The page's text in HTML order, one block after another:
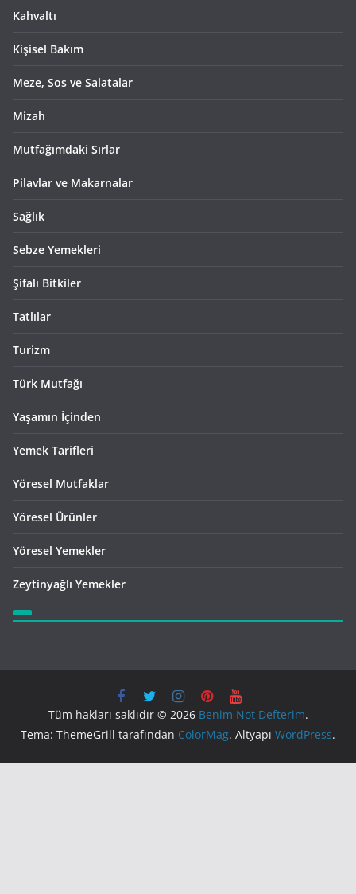
Kahvaltı
Kişisel Bakım
Meze, Sos ve Salatalar
Mizah
Mutfağımdaki Sırlar
Pilavlar ve Makarnalar
Sağlık
Sebze Yemekleri
Şifalı Bitkiler
Tatlılar
Turizm
Türk Mutfağı
Yaşamın İçinden
Yemek Tarifleri
Yöresel Mutfaklar
Yöresel Ürünler
Yöresel Yemekler
Zeytinyağlı Yemekler
Tüm hakları saklıdır © 2026 Benim Not Defterim.
Tema: ThemeGrill tarafından ColorMag. Altyapı WordPress.